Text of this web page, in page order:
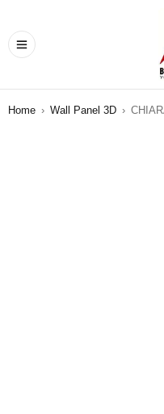
Home › Wall Panel 3D ›